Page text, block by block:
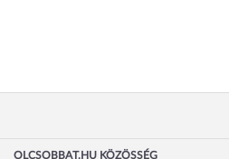
OLCSOBBAT.HU KÖZÖSSÉG